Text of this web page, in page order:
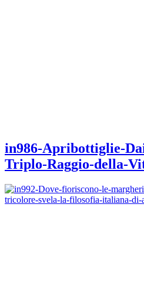
in986-Apribottiglie-
Triplo-Raggio-della-